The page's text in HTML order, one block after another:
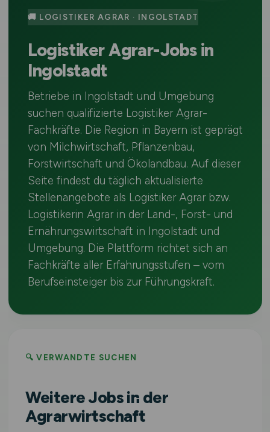
🚚 LOGISTIKER AGRAR · INGOLSTADT
Logistiker Agrar-Jobs in
Ingolstadt
Betriebe in Ingolstadt und Umgebung
suchen qualifizierte Logistiker Agrar-
Fachkräfte. Die Region in Bayern ist geprägt
von Milchwirtschaft, Pflanzenbau,
Forstwirtschaft und Ökolandbau. Auf dieser
Seite findest du täglich aktualisierte
Stellenangebote als Logistiker Agrar bzw.
Logistikerin Agrar in der Land-, Forst- und
Ernährungswirtschaft in Ingolstadt und
Umgebung. Die Plattform richtet sich an
Fachkräfte aller Erfahrungsstufen – vom
Berufseinsteiger bis zur Führungskraft.
🔍 VERWANDTE SUCHEN
Weitere Jobs in der
Agrarwirtschaft